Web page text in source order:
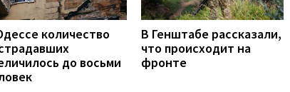
количество
до восьми
В Генштабе рассказали,
что происходит на
фронте